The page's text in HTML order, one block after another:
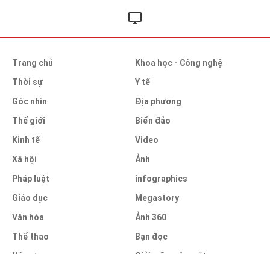
Trang chủ
Thời sự
Góc nhìn
Thế giới
Kinh tế
Xã hội
Pháp luật
Giáo dục
Văn hóa
Thể thao
Khoa học - Công nghệ
Y tế
Địa phương
Biển đảo
Video
Ảnh
infographics
Megastory
Ảnh 360
Bạn đọc